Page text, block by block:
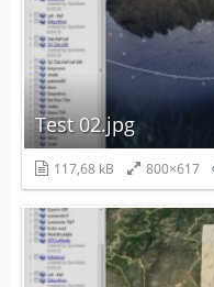
Test 02.jpg
117,68 kB 800×617